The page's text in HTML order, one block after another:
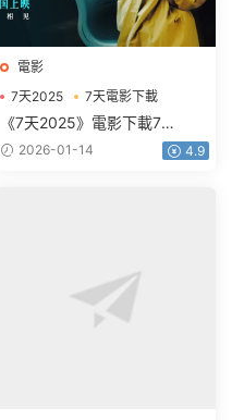
電影
7天2025
7天電影下載
《7天2025》電影下載7
天.2160p.HD國語中字
2026-01-14 4.9